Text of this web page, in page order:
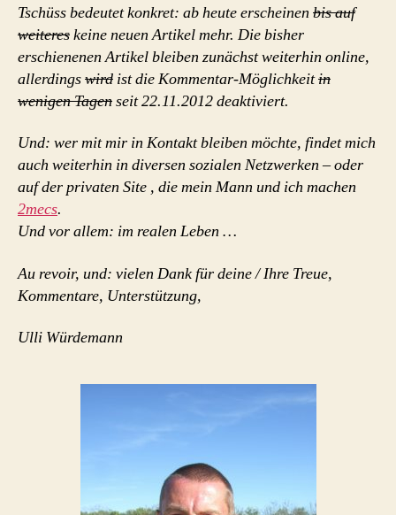
Tschüss bedeutet konkret: ab heute erscheinen bis auf
weitereskeine neuen Artikel mehr. Die bisher
erschienenen Artikel bleiben zunächst weiterhin online,
allerdingswird ist die Kommentar-Möglichkeitin
wenigen Tagenseit 22.11.2012 deaktiviert.
Und: wer mit mir in Kontakt bleiben möchte, findet mich
auch weiterhin in diversen sozialen Netzwerken – oder
auf der privaten Site , die mein Mann und ich machen
2mecs.
Und vor allem: im realen Leben …
Au revoir, und: vielen Dank für deine / Ihre Treue,
Kommentare, Unterstützung,
Ulli Würdemann